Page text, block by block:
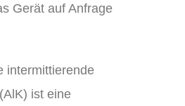
Gerät auf Anfrage
intermittierende
ist eine